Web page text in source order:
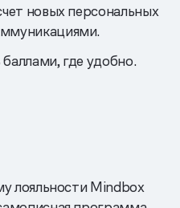
новых персональных
где удобно.
лояльности Mindbox